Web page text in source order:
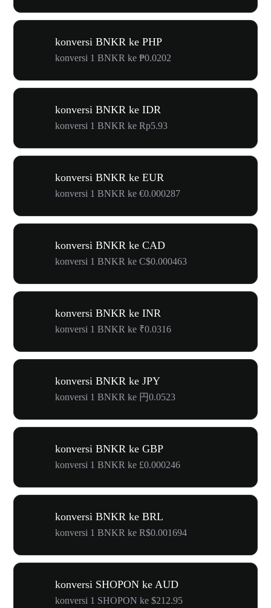
konversi BNKR ke PHP
konversi 1 BNKR ke ₱0.0202
konversi BNKR ke IDR
konversi 1 BNKR ke Rp5.93
konversi BNKR ke EUR
konversi 1 BNKR ke €0.000287
konversi BNKR ke CAD
konversi 1 BNKR ke C$0.000463
konversi BNKR ke INR
konversi 1 BNKR ke ₹0.0316
konversi BNKR ke JPY
konversi 1 BNKR ke 円0.0523
konversi BNKR ke GBP
konversi 1 BNKR ke £0.000246
konversi BNKR ke BRL
konversi 1 BNKR ke R$0.001694
konversi SHOPON ke AUD
konversi 1 SHOPON ke $212.95